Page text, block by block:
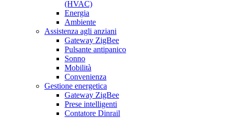
(HVAC)
Energia
Ambiente
Assistenza agli anziani
Gateway ZigBee
Pulsante antipanico
Sonno
Mobilità
Convenienza
Gestione energetica
Gateway ZigBee
Prese intelligenti
Contatore Dinrail